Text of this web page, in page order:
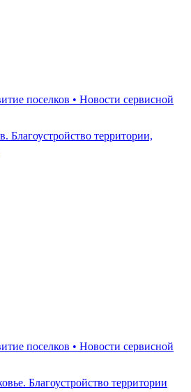
поселков • Новости сервисной
Благоустройство территории,
поселков • Новости сервисной
Благоустройство территории